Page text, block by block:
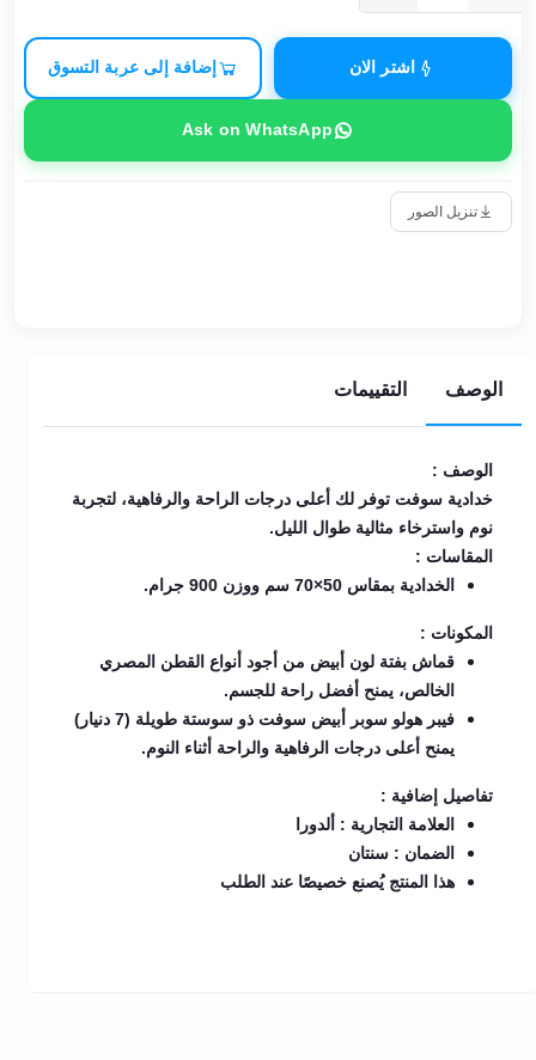
اشتر الان إضافة إلى عربة التسوق
Ask on WhatsApp
تنزيل الصور
الوصف التقييمات
الوصف :
خدادية سوفت توفر لك أعلى درجات الراحة والرفاهية، لتجربة
نوم واسترخاء مثالية طوال الليل.
المقاسات :
الخدادية بمقاس 50×70 سم ووزن 900 جرام.
المكونات :
قماش بفتة لون أبيض من أجود أنواع القطن المصري
الخالص، يمنح أفضل راحة للجسم.
فيبر هولو سوبر أبيض سوفت ذو سوستة طويلة (7 دنيار)
يمنح أعلى درجات الرفاهية والراحة أثناء النوم.
تفاصيل إضافية :
العلامة التجارية : ألدورا
الضمان : سنتان
هذا المنتج يُصنع خصيصًا عند الطلب